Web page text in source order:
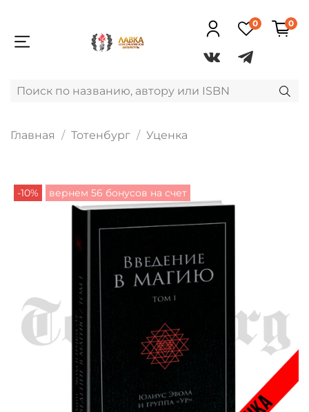
0 0
Главная Тотенбург Уценка
-10% вернем 56 бонусов на счет